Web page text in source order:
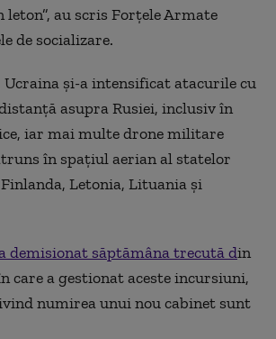
au scris Forțele Armate
de socializare.
şi-a intensificat atacurile cu
asupra Rusiei, inclusiv în
iar mai multe drone militare
în spaţiul aerian al statelor
Letonia, Lituania şi
demisionat săptămâna trecută din
care a gestionat aceste incursiuni,
numirea unui nou cabinet sunt